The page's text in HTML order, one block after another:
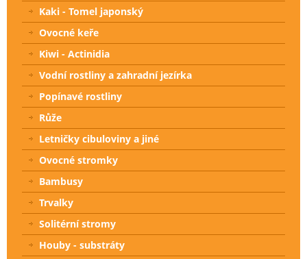
Kaki - Tomel japonský
Ovocné keře
Kiwi - Actinidia
Vodní rostliny a zahradní jezírka
Popínavé rostliny
Růže
Letničky cibuloviny a jiné
Ovocné stromky
Bambusy
Trvalky
Solitérní stromy
Houby - substráty